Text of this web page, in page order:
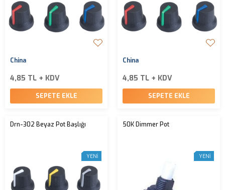
China
4,85 TL + KDV
SEPETE EKLE
China
4,85 TL + KDV
SEPETE EKLE
Drn-302 Beyaz Pot Başlığı
YENI
50K Dimmer Pot
YENI